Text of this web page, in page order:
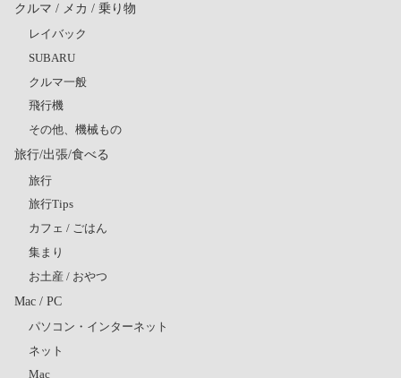
クルマ / メカ / 乗り物
レイバック
SUBARU
クルマ一般
飛行機
その他、機械もの
旅行/出張/食べる
旅行
旅行Tips
カフェ / ごはん
集まり
お土産 / おやつ
Mac / PC
パソコン・インターネット
ネット
Mac